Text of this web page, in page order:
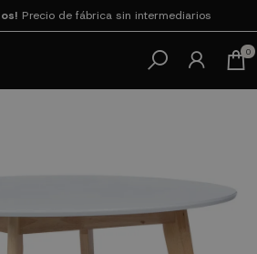
SIN INTERESES con SeQura
0